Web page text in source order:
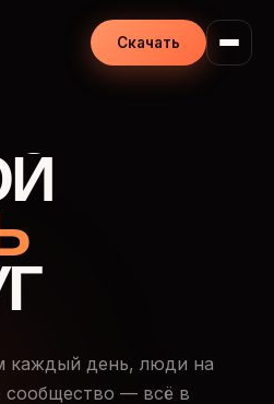
Скачать
каждый день, люди на
— всё в